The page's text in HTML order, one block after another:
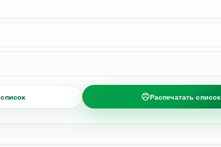
Распечатать список